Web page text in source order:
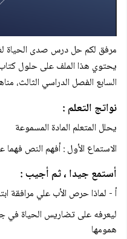
مرفق لكمحل درس صدى الحياة
يحتوي هذا الملف على حلول كتاب
السابع الفصل الدراسي الثالث،
نواتج التعلم :
يحلل المتعلم المادة المسموعة
الاستماع الأول : أفهم النص فهما
أستمع جيدا ، ثم أجيب :
أ - لماذا حرص الأب علي مرافقة
ليعرفه على تضاريس الحياة في
همومها